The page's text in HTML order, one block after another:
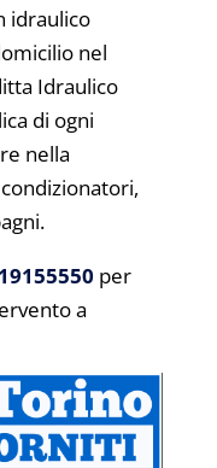
idraulico
nel
Idraulico
di ogni
nella
per
a